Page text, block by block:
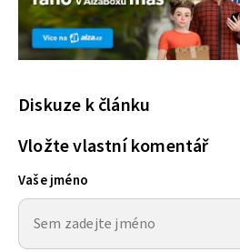
Diskuze k článku
Vložte vlastní komentář
Vaše jméno